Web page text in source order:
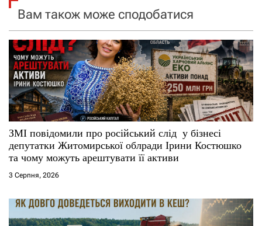
я
з
а
п
и
с
і
Вам також може сподобатися
ЗМІ повідомили про російський слід у бізнесі
депутатки Житомирської облради Ірини Костюшко
та чому можуть арештувати її активи
3 Серпня, 2026